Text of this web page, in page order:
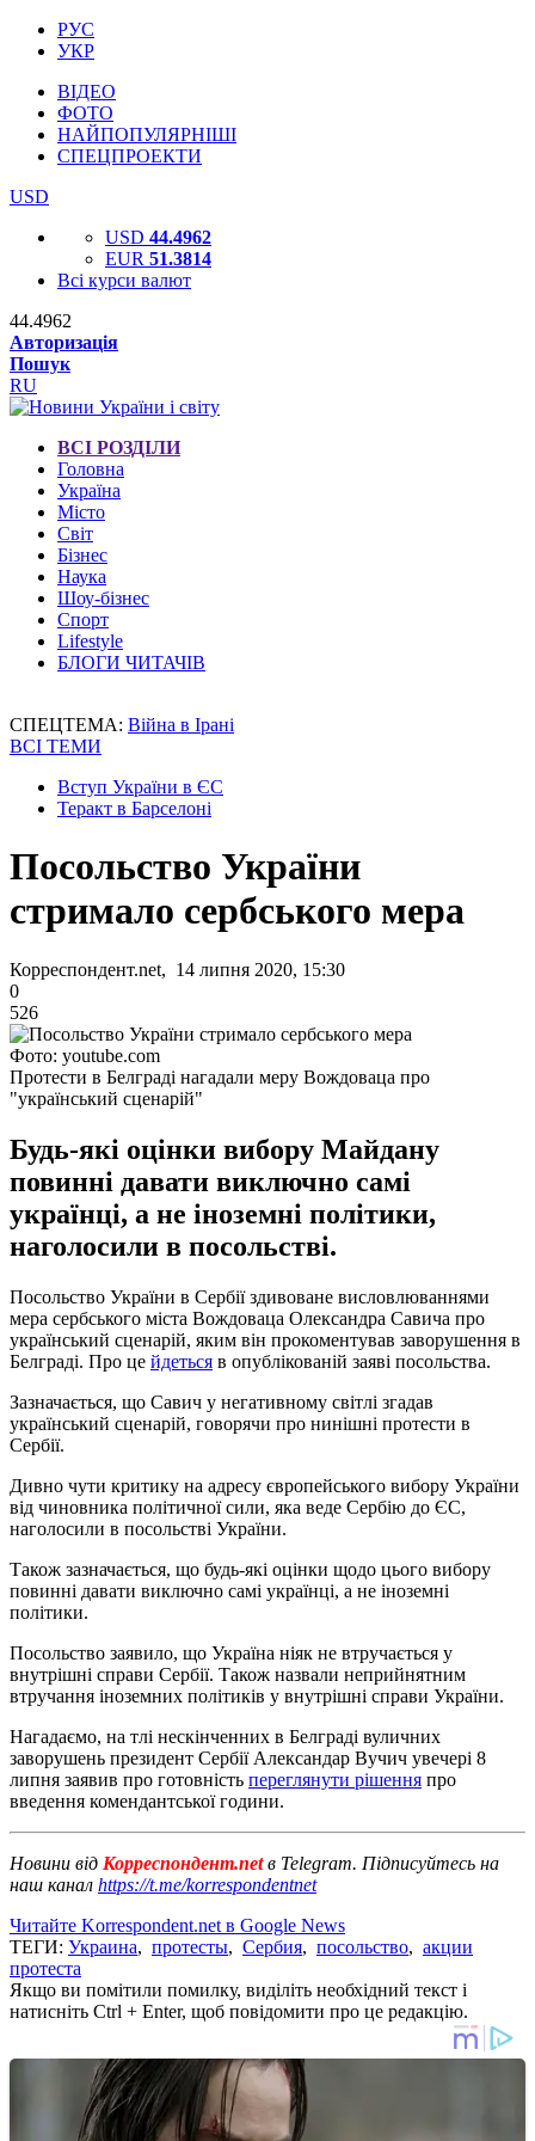
РУС
УКР
ВІДЕО
ФОТО
НАЙПОПУЛЯРНІШІ
СПЕЦПРОЕКТИ
USD
USD 44.4962
EUR 51.3814
Всі курси валют
44.4962
Авторизація
Пошук
RU
ВСІ РОЗДІЛИ
Головна
Україна
Місто
Світ
Бізнес
Наука
Шоу-бізнес
Спорт
Lifestyle
БЛОГИ ЧИТАЧІВ
СПЕЦТЕМА: Війна в Ірані
ВСІ ТЕМИ
Вступ України в ЄС
Теракт в Барселоні
Посольство України
стримало сербського мера
Корреспондент.net, 14 липня 2020, 15:30
0
526
Фото: youtube.com
Протести в Белграді нагадали меру Вождоваца про
"український сценарій"
Будь-які оцінки вибору Майдану
повинні давати виключно самі
українці, а не іноземні політики,
наголосили в посольстві.
Посольство України в Сербії здивоване висловлюваннями
мера сербського міста Вождоваца Олександра Савича про
український сценарій, яким він прокоментував заворушення в
Белграді. Про це йдеться в опублікованій заяві посольства.
Зазначається, що Савич у негативному світлі згадав
український сценарій, говорячи про нинішні протести в
Сербії.
Дивно чути критику на адресу європейського вибору України
від чиновника політичної сили, яка веде Сербію до ЄС,
наголосили в посольстві України.
Також зазначається, що будь-які оцінки щодо цього вибору
повинні давати виключно самі українці, а не іноземні
політики.
Посольство заявило, що Україна ніяк не втручається у
внутрішні справи Сербії. Також назвали неприйнятним
втручання іноземних політиків у внутрішні справи України.
Нагадаємо, на тлі нескінченних в Белграді вуличних
заворушень президент Сербії Александар Вучич увечері 8
липня заявив про готовність переглянути рішення про
введення комендантської години.
Новини від Корреспондент.netв Telegram. Підписуйтесь на
наш канал https://t.me/korrespondentnet
Читайте Korrespondent.net в Google News
ТЕГИ: Украина, протесты, Сербия, посольство, акции
протеста
Якщо ви помітили помилку, виділіть необхідний текст і
натисніть Ctrl + Enter, щоб повідомити про це редакцію.